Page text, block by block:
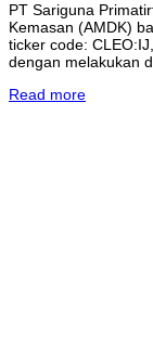
PT Sariguna
Kemasan (AMDK)
ticker code:
dengan melakukan
Read more